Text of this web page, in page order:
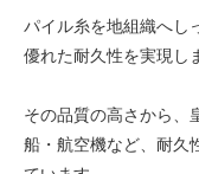
パイル糸を地組織へし
優れた耐久性を実現し
その品質の高さから、
船・航空機など、耐久